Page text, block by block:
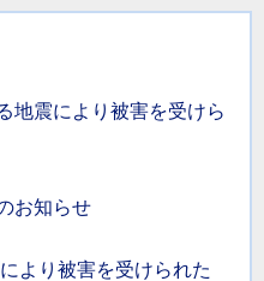
地震により被害を受けら
お知らせ
より被害を受けられた